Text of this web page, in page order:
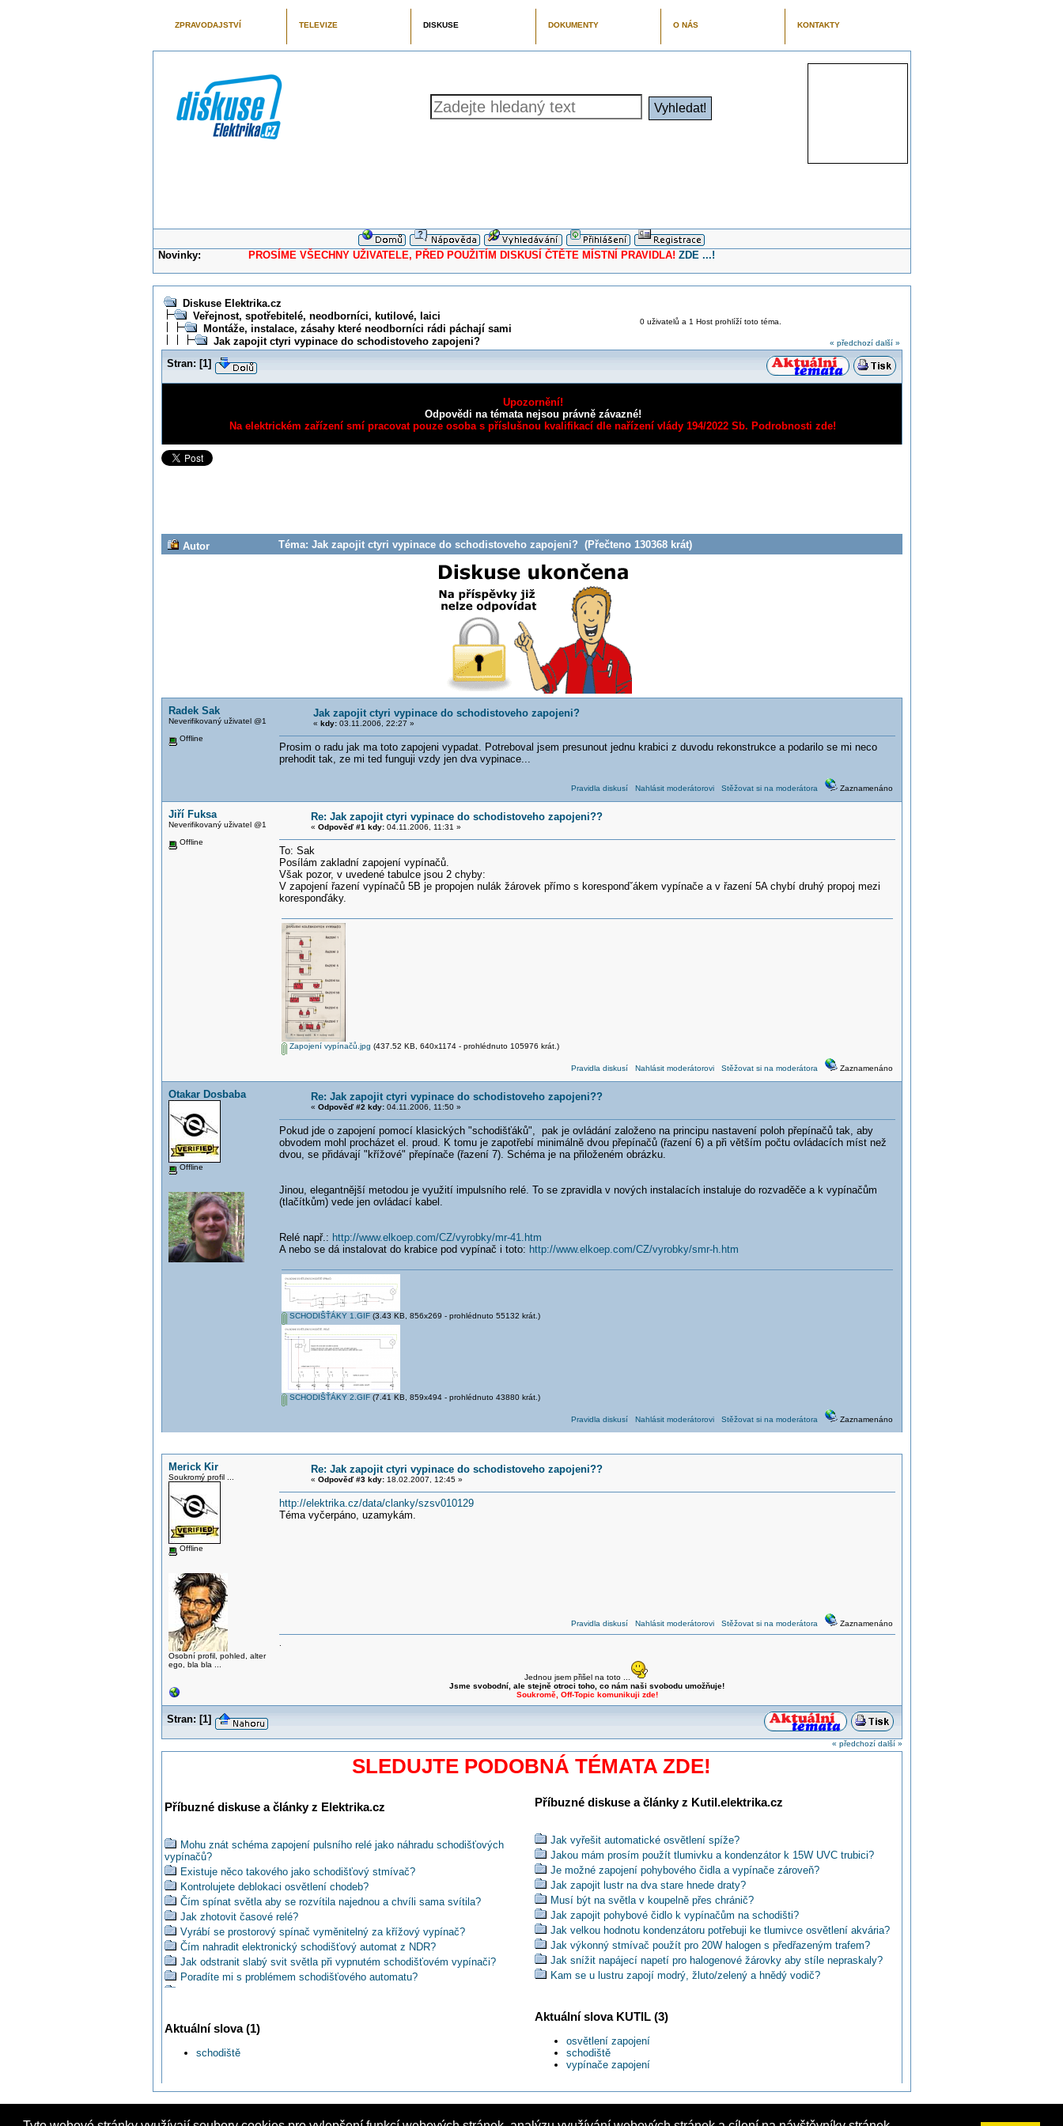
ZPRAVODAJSTVÍ TELEVIZE DISKUSE DOKUMENTY O NÁS KONTAKTY
Novinky: PROSÍME VŠECHNY UŽIVATELE, PŘED POUŽITÍM DISKUSÍ ČTĚTE MÍSTNÍ PRAVIDLA! ZDE ...!
Diskuse Elektrika.cz
Veřejnost, spotřebitelé, neodborníci, kutilové, laici
Montáže, instalace, zásahy které neodborníci rádi páchají sami
Jak zapojit ctyri vypinace do schodistoveho zapojeni?
0 uživatelů a 1 Host prohlíží toto téma.
« předchozí další »
Stran: [1]
Upozornění!
Odpovědi na témata nejsou právně závazné!
Na elektrickém zařízení smí pracovat pouze osoba s příslušnou kvalifikací dle nařízení vlády 194/2022 Sb. Podrobnosti zde!
Autor Téma: Jak zapojit ctyri vypinace do schodistoveho zapojeni? (Přečteno 130368 krát)
Radek Sak
Neverifikovaný uživatel @1
Offline
Jak zapojit ctyri vypinace do schodistoveho zapojeni?
« kdy:03.11.2006, 22:27 »
Prosim o radu jak ma toto zapojeni vypadat. Potreboval jsem presunout jednu krabici z duvodu rekonstrukce a podarilo se mi neco
prehodit tak, ze mi ted funguji vzdy jen dva vypinace...
Pravidla diskusí Nahlásit moderátorovi Stěžovat si na moderátora Zaznamenáno
Jiří Fuksa
Neverifikovaný uživatel @1
Offline
Re: Jak zapojit ctyri vypinace do schodistoveho zapojeni??
« Odpověď #1 kdy:04.11.2006, 11:31 »
To: Sak
Posílám zakladní zapojení vypínačů.
Však pozor, v uvedené tabulce jsou 2 chyby:
V zapojení řazení vypínačů 5B je propojen nulák žárovek přímo s korespondˇákem vypínače a v řazení 5A chybí druhý propoj mezi
koresponďáky.
Zapojení vypínačů.jpg (437.52 KB, 640x1174 - prohlédnuto 105976 krát.)
Pravidla diskusí Nahlásit moderátorovi Stěžovat si na moderátora Zaznamenáno
Otakar Dosbaba
Offline
Re: Jak zapojit ctyri vypinace do schodistoveho zapojeni??
« Odpověď #2 kdy:04.11.2006, 11:50 »
Pokud jde o zapojení pomocí klasických "schodišťáků", pak je ovládání založeno na principu nastavení poloh přepínačů tak, aby
obvodem mohl procházet el. proud. K tomu je zapotřebí minimálně dvou přepínačů (řazení 6) a při větším počtu ovládacích míst než
dvou, se přidávají "křížové" přepínače (řazení 7). Schéma je na přiloženém obrázku.
Jinou, elegantnější metodou je využití impulsního relé. To se zpravidla v nových instalacích instaluje do rozvaděče a k vypínačům
(tlačítkům) vede jen ovládací kabel.
Relé např.: http://www.elkoep.com/CZ/vyrobky/mr-41.htm
A nebo se dá instalovat do krabice pod vypínač i toto: http://www.elkoep.com/CZ/vyrobky/smr-h.htm
SCHODIŠŤÁKY 1.GIF(3.43 KB, 856x269 - prohlédnuto 55132 krát.)
SCHODIŠŤÁKY 2.GIF(7.41 KB, 859x494 - prohlédnuto 43880 krát.)
Pravidla diskusí Nahlásit moderátorovi Stěžovat si na moderátora Zaznamenáno
Merick Kir
Soukromý profil ...
Offline
Osobní profil, pohled, alter
ego, bla bla ...
Re: Jak zapojit ctyri vypinace do schodistoveho zapojeni??
« Odpověď #3 kdy:18.02.2007, 12:45 »
http://elektrika.cz/data/clanky/szsv010129
Téma vyčerpáno, uzamykám.
Pravidla diskusí Nahlásit moderátorovi Stěžovat si na moderátora Zaznamenáno
Jednou jsem přišel na toto ...
Jsme svobodní, ale stejně otroci toho, co nám naši svobodu umožňuje!
Soukromě, Off-Topic komunikuji zde!
Stran: [1]
« předchozí další »
SLEDUJTE PODOBNÁ TÉMATA ZDE!
Příbuzné diskuse a články z Elektrika.cz
Mohu znát schéma zapojení pulsního relé jako náhradu schodišťových
vypínačů?
Existuje něco takového jako schodišťový stmívač?
Kontrolujete deblokaci osvětlení chodeb?
Čím spínat světla aby se rozvítila najednou a chvíli sama svítila?
Jak zhotovit časové relé?
Vyrábí se prostorový spínač vyměnitelný za křížový vypínač?
Čím nahradit elektronický schodišťový automat z NDR?
Jak odstranit slabý svit světla při vypnutém schodišťovém vypínači?
Poradíte mi s problémem schodišťového automatu?
Existuje radiovy vypinac schodistak?
Řešíte raději zapojení schodišťáku pomocí 3Ax1,5 nebo 5Cx1,5?
Je možné nahradit jeden vypínačů ovládání světla schodiště pohybovkou?
Příbuzné diskuse a články z Kutil.elektrika.cz
Jak vyřešit automatické osvětlení spíže?
Jakou mám prosím použít tlumivku a kondenzátor k 15W UVC trubici?
Je možné zapojení pohybového čidla a vypínače zároveň?
Jak zapojit lustr na dva stare hnede draty?
Musí být na světla v koupelně přes chránič?
Jak zapojit pohybové čidlo k vypínačům na schodišti?
Jak velkou hodnotu kondenzátoru potřebuji ke tlumivce osvětlení akvária?
Jak výkonný stmívač použít pro 20W halogen s předřazeným trafem?
Jak snížit napájecí napetí pro halogenové žárovky aby stíle nepraskaly?
Kam se u lustru zapojí modrý, žluto/zelený a hnědý vodič?
PIR čidly ?
Jak zapojit spínač se senzorem pohybu?
Jak zapojit pohybové čidlo s nástěnným světlem?
Jak správně zapojit světlo v síti TN-C?
Jak zapojit pohybová čidla na schodišti v paneláku ?
Jak zapojit lustr s vodiči černý,hnědý a zelenožlutý?
Aktuální slova (1)
schodiště
Aktuální slova KUTIL (3)
osvětlení zapojení
schodiště
vypínače zapojení